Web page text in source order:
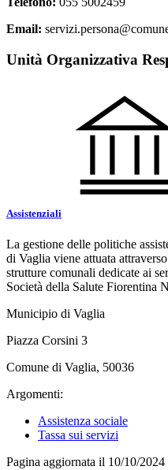
Email:
Unità Organizzativa
Assistenziali
La gestione delle politiche
di Vaglia viene attuata
strutture comunali dedicate ai
Società della Salute Fiorentina
Municipio di Vaglia
Piazza Corsini 3
Comune di Vaglia, 50036
Argomenti:
Assistenza sociale
Tassa sui servizi
Pagina aggiornata il 10/10/2024